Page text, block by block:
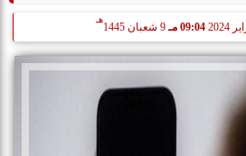
09:04 مـ 9 شعبان 1445
هـ